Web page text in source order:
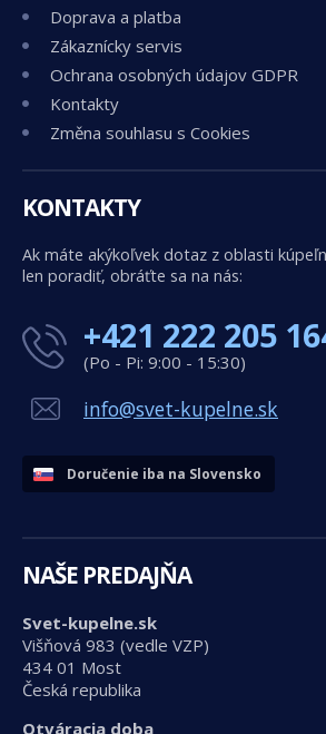
Doprava a platba
Zákaznícky servis
Ochrana osobných údajov GDPR
Kontakty
Změna souhlasu s Cookies
KONTAKTY
Ak máte akýkoľvek dotaz z oblasti
len poradiť, obráťte sa na nás:
+421 222 205
(Po - Pi: 9:00 - 15:30)
info@svet-kupelne.sk
Doručenie iba na Slovensko
NAŠE PREDAJŇA
Svet-kupelne.sk
Višňová 983 (vedle VZP)
434 01 Most
Česká republika
Otváracia doba